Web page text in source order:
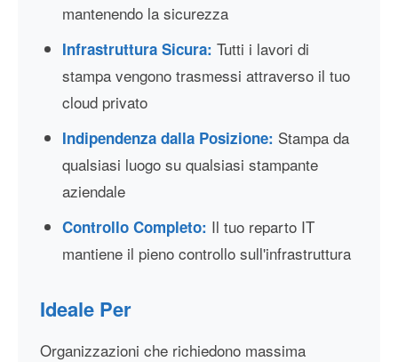
mantenendo la sicurezza
Infrastruttura Sicura: Tutti i lavori di
stampa vengono trasmessi attraverso il tuo
cloud privato
Indipendenza dalla Posizione: Stampa da
qualsiasi luogo su qualsiasi stampante
aziendale
Controllo Completo: Il tuo reparto IT
mantiene il pieno controllo sull'infrastruttura
Ideale Per
Organizzazioni che richiedono massima